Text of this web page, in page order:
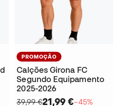
PROMOÇÃO
Calções Girona FC
Segundo Equipamento
2025-2026
39,99 €21,99 €−45%